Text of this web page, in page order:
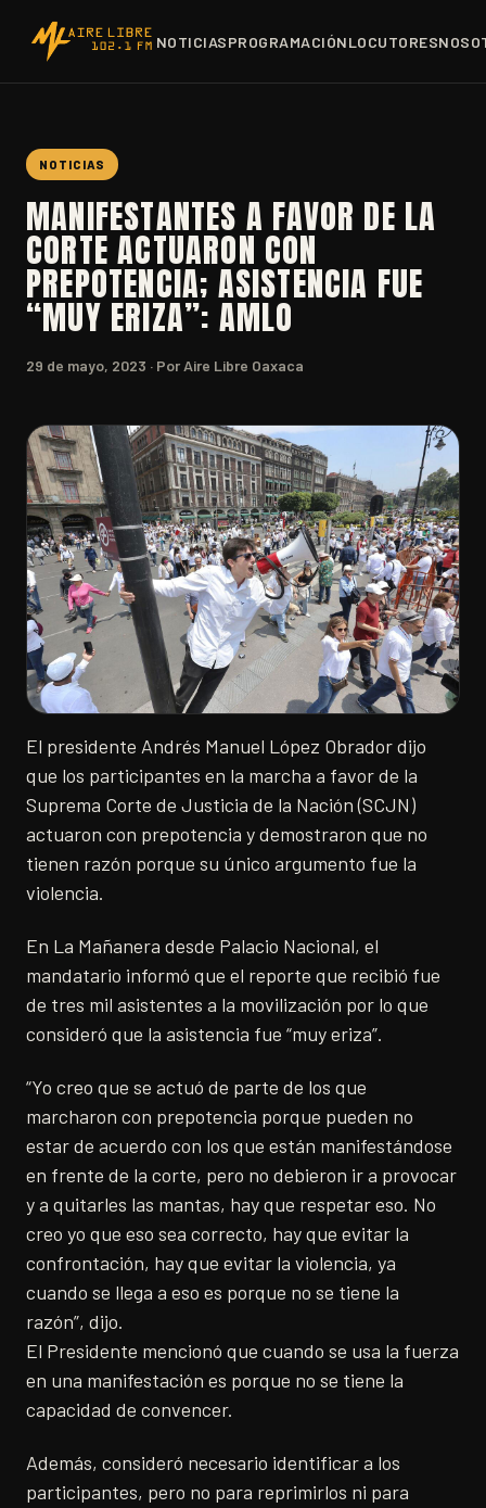
NOTICIASPROGRAMACIÓNLOCUTORES
NOTICIAS
MANIFESTANTES A FAVOR DE LA
CORTE ACTUARON CON
PREPOTENCIA; ASISTENCIA FUE
“MUY ERIZA”: AMLO
29 de mayo, 2023 · Por Aire Libre Oaxaca
El presidente Andrés Manuel López Obrador dijo
que los participantes en la marcha a favor de la
Suprema Corte de Justicia de la Nación (SCJN)
actuaron con prepotencia y demostraron que no
tienen razón porque su único argumento fue la
violencia.
En La Mañanera desde Palacio Nacional, el
mandatario informó que el reporte que recibió fue
de tres mil asistentes a la movilización por lo que
consideró que la asistencia fue “muy eriza”.
“Yo creo que se actuó de parte de los que
marcharon con prepotencia porque pueden no
estar de acuerdo con los que están manifestándose
en frente de la corte, pero no debieron ir a provocar
y a quitarles las mantas, hay que respetar eso. No
creo yo que eso sea correcto, hay que evitar la
confrontación, hay que evitar la violencia, ya
cuando se llega a eso es porque no se tiene la
razón”, dijo.
El Presidente mencionó que cuando se usa la fuerza
en una manifestación es porque no se tiene la
capacidad de convencer.
Además, consideró necesario identificar a los
participantes, pero no para reprimirlos ni para